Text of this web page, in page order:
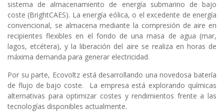
sistema de almacenamiento de energía submarino de bajo
coste (BrightCAES). La energía eólica, o el excedente de energía
convencional, se almacena mediante la compresión de aire en
recipientes flexibles en el fondo de una masa de agua (mar,
lagos, etcétera), y la liberación del aire se realiza en horas de
máxima demanda para generar electricidad.
Por su parte, Ecovoltz está desarrollando una novedosa batería
de flujo de bajo coste. La empresa está explorando químicas
alternativas para optimizar costes y rendimientos frente a las
tecnologías disponibles actualmente.